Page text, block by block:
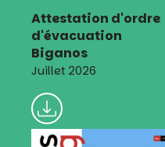
Attestation d'ordre
d'évacuation
Biganos
Juillet 2026